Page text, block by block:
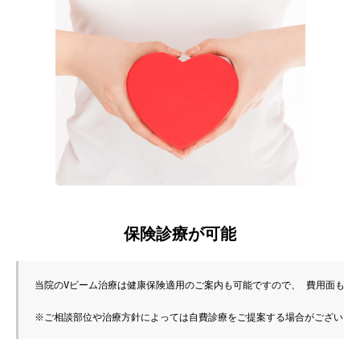
保険診療が可能
当院のVビーム治療は健康保険適用のご案内も可能ですので、 費用面も安
※ご相談部位や治療方針によっては自費診療をご提案する場合がございま